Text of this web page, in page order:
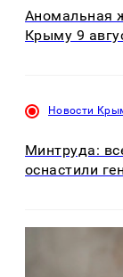
Аномальная
Крыму 9
Новости
Минтруда:
оснастили